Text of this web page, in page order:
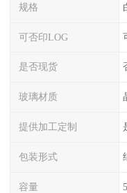
规格
可否印LOG
是否现货
玻璃材质
提供加工定制
包装形式
容量